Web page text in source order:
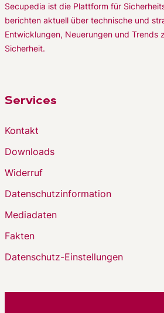
Secupedia ist die Plattform für
berichten aktuell über technische und
Entwicklungen, Neuerungen und Trends
Sicherheit.
Services
Kontakt
Downloads
Widerruf
Datenschutzinformation
Mediadaten
Fakten
Datenschutz-Einstellungen